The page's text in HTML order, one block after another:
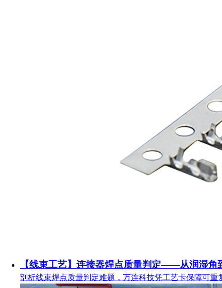
【线束工艺】连接器焊点质量判定——从润湿角
剖析线束焊点质量判定难题，万连科技凭工艺卡保障可重